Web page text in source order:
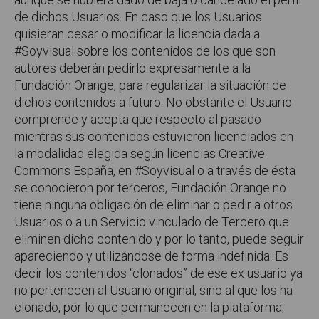
de dichos Usuarios. En caso que los Usuarios
quisieran cesar o modificar la licencia dada a
#Soyvisual sobre los contenidos de los que son
autores deberán pedirlo expresamente a la
Fundación Orange, para regularizar la situación de
dichos contenidos a futuro. No obstante el Usuario
comprende y acepta que respecto al pasado
mientras sus contenidos estuvieron licenciados en
la modalidad elegida según licencias Creative
Commons España, en #Soyvisual o a través de ésta
se conocieron por terceros, Fundación Orange no
tiene ninguna obligación de eliminar o pedir a otros
Usuarios o a un Servicio vinculado de Tercero que
eliminen dicho contenido y por lo tanto, puede seguir
apareciendo y utilizándose de forma indefinida. Es
decir los contenidos “clonados” de ese ex usuario ya
no pertenecen al Usuario original, sino al que los ha
clonado, por lo que permanecen en la plataforma,